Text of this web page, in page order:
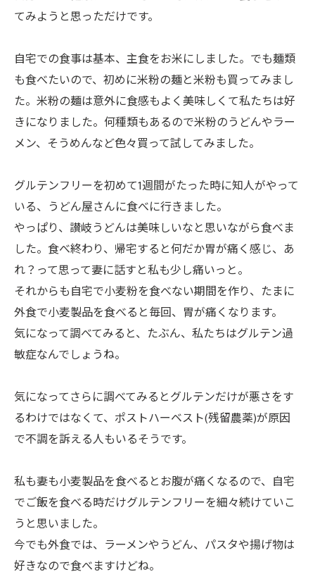
てみようと思っただけです。
自宅での食事は基本、主食をお米にしました。でも麺類
も食べたいので、初めに米粉の麺と米粉も買ってみまし
た。米粉の麺は意外に食感もよく美味しくて私たちは好
きになりました。何種類もあるので米粉のうどんやラー
メン、そうめんなど色々買って試してみました。
グルテンフリーを初めて1週間がたった時に知人がやって
いる、うどん屋さんに食べに行きました。
やっぱり、讃岐うどんは美味しいなと思いながら食べま
した。食べ終わり、帰宅すると何だか胃が痛く感じ、あ
れ？って思って妻に話すと私も少し痛いっと。
それからも自宅で小麦粉を食べない期間を作り、たまに
外食で小麦製品を食べると毎回、胃が痛くなります。
気になって調べてみると、たぶん、私たちはグルテン過
敏症なんでしょうね。
気になってさらに調べてみるとグルテンだけが悪さをす
るわけではなくて、ポストハーベスト(残留農薬)が原因
で不調を訴える人もいるそうです。
私も妻も小麦製品を食べるとお腹が痛くなるので、自宅
でご飯を食べる時だけグルテンフリーを細々続けていこ
うと思いました。
今でも外食では、ラーメンやうどん、パスタや揚げ物は
好きなので食べますけどね。